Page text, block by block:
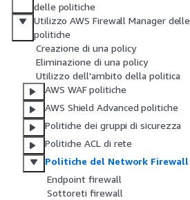
delle politiche
Utilizzo AWS Firewall Manager delle
politiche
Creazione di una policy
Eliminazione di una policy
Utilizzo dell'ambito della politica
AWS WAF politiche
AWS Shield Advanced politiche
Politiche dei gruppi di sicurezza
Politiche ACL di rete
Politiche del Network Firewall
Endpoint firewall
Sottoreti firewall